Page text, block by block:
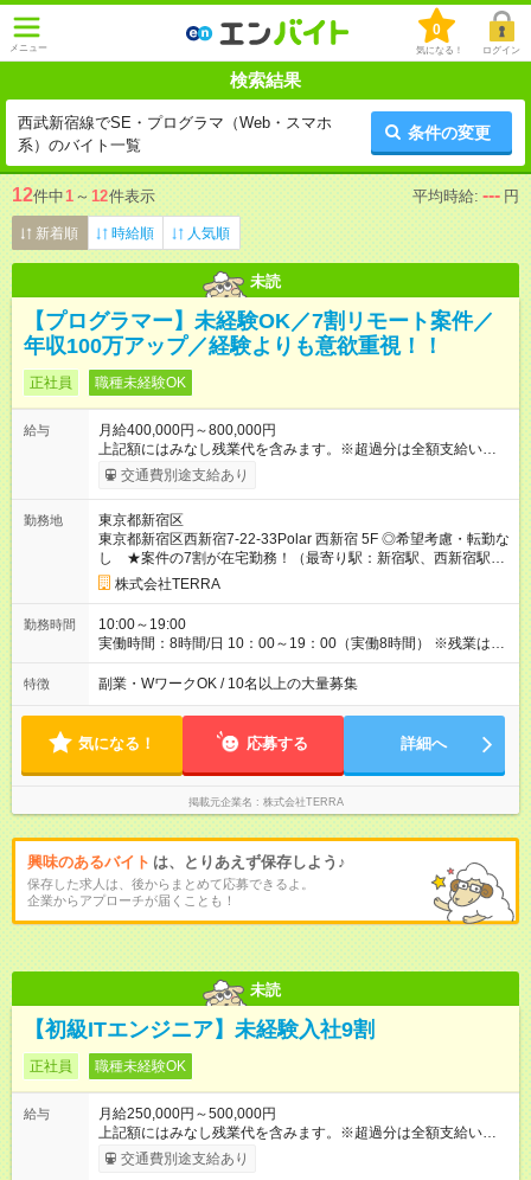
メニュー
0
気になる！ ログイン
検索結果
西武新宿線でSE・プログラマ（Web・スマホ
系）のバイト一覧
条件の変更
12件中1 ～ 12件表示 平均時給: --- 円
新着順 時給順 人気順
未読
【プログラマー】未経験OK／7割リモート案件／
年収100万アップ／経験よりも意欲重視！！
正社員 職種未経験OK
給与
月給400,000円～800,000円
上記額にはみなし残業代を含みます。※超過分は全額支給いたし
ます。 みなし残業代 33,200円／月 みなし残業時間 21.58時間／
月 月給40万～80万円 ※案件の月単金の60％～83%を月給として
の算出方法はすべて開示 上記月給には、みなし残業代（月21.58
時間分 33,200円）を含む。超過分は追加支給 別途交通費支給
（毎月上限20,000円） 次のプロジェクトまで間が空いた場合、
待機期間の給与保証あり ※年齢・経験・能力を考慮のうえ、決
定します。 ※試用期間は、6ヶ月です。その他待遇に変更はあり
ません。 【試用期間】試用期間あり 試用期間の長さ：6ヶ月 雇
用形態、給与は本採用時と同じです。 【⾯接官から応募者の皆
きたのか ‧これから何を⽬指したいのか ‧仕事は、あなたにとっ
て何なのか あなたと徹底的に向き合います！ ⾃分でも気づいて
いなかった本⾳。 整理できていなかった転職の理由。 ⾒えてい
なかったキャリアの⽅向性。 1時間後、あなたは⾃分のことを
今より深く理解できているはずです。 この面談はあなたのキャ
リアにとって 価値ある時間になると確信しています！ 職種・経
我々と一緒に前へ歩んでいきましょう！ それでは皆様とお会い
交通費別途支給あり
勤務地
東京都新宿区
東京都新宿区西新宿7-22-33Polar 西新宿 5F ◎希望考慮・転勤な
し ★案件の7割が在宅勤務！（最寄り駅：新宿駅、西新宿駅、
新宿西口駅、大久保駅、
株式会社TERRA
勤務時間
10:00～19:00
実働時間：8時間/日 10：00～19：00（実働8時間） ※残業は1
ヶ月合計で5～10時間ほど。定時に帰宅できることがほとんどで
す。 ※プロジェクト先により一部異なります。
特徴 副業・WワークOK / 10名以上の大量募集
気になる！ 応募する 詳細へ
掲載元企業名 株式会社TERRA
興味のあるバイト は、とりあえず保存しよう♪
保存した求人は、後からまとめて応募できるよ。
企業からアプローチが届くことも！
未読
【初級ITエンジニア】未経験入社9割
正社員 職種未経験OK
給与
月給250,000円～500,000円
上記額にはみなし残業代を含みます。※超過分は全額支給いたし
ます。 みなし残業代 21,675円／月 みなし残業時間 12時間／月 -
------------------------------------------------------- ≪経験者の方は以下と
交通費別途支給あり